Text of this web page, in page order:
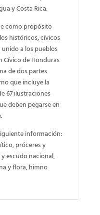
y Costa Rica.
como propósito
históricos, cívicos
a los pueblos
de Honduras
de dos partes
que incluye la
67 ilustraciones
deben pegarse en
información:
próceres y
escudo nacional,
y flora, himno